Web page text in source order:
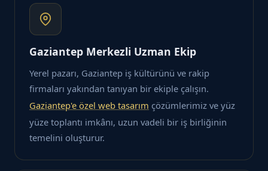
Gaziantep Merkezli Uzman Ekip
Yerel pazarı, Gaziantep iş kültürünü ve rakip
firmaları yakından tanıyan bir ekiple çalışın.
Gaziantep'e özel web tasarım çözümlerimiz ve yüz
yüze toplantı imkânı, uzun vadeli bir iş birliğinin
temelini oluşturur.